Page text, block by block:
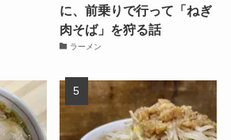
に、前乗りで行って「ねぎ
肉そば」を狩る話
ラーメン